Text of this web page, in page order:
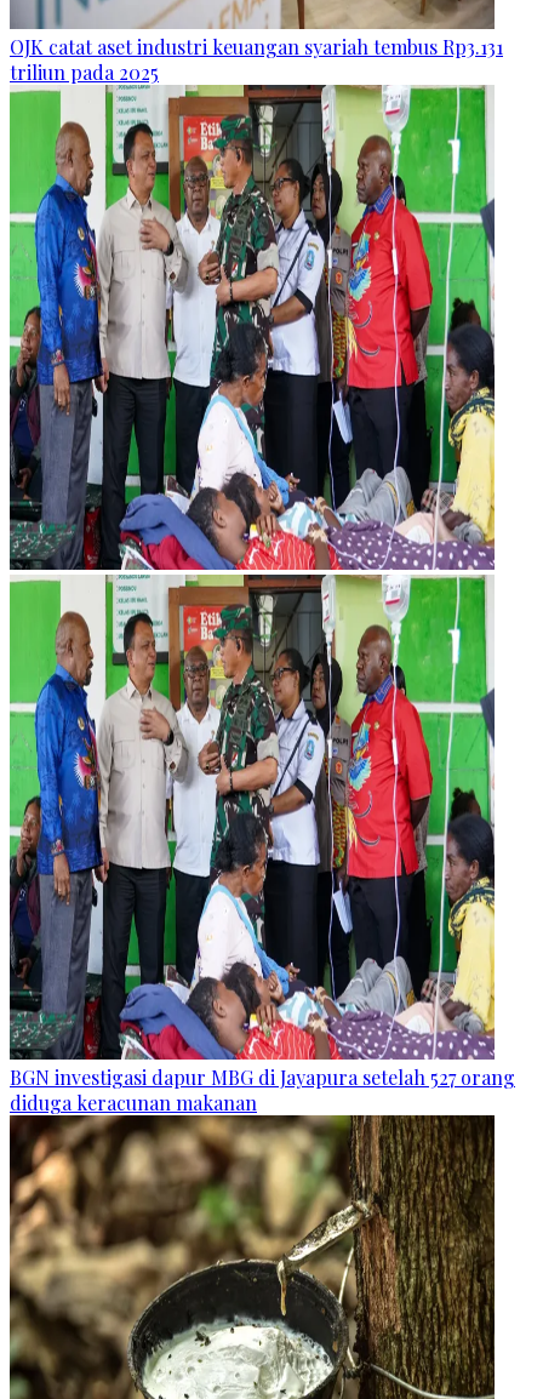
OJK catat aset industri keuangan syariah tembus Rp3.131
triliun pada 2025
BGN investigasi dapur MBG di Jayapura setelah 527 orang
diduga keracunan makanan